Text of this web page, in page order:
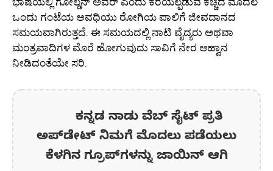
ಒಂದು ಗಂಟೆಯ ಅವಧಿಯು ರೋಗಿಯ ಪಾಲಿಗೆ ಜೀವದಾನದ
ಸಮಯವಾಗಿರುತ್ತದೆ. ಈ ಸಮಯದಲ್ಲಿ ನಾಟಿ ವೈದ್ಯರು ಅಥವಾ
ಮಂತ್ರವಾದಿಗಳ ಮೊರೆ ಹೋಗುವುದು ಸಾವಿಗೆ ನೇರ ಆಹ್ವಾನ
ನೀಡಿದಂತೆಯೇ ಸರಿ.
ಕನ್ನಡ ನಾಡು ವೆಬ್ ಸೈಟ್ ಪ್ರತಿ
ಅಪ್‌ಡೇಟ್‌ ನಿಮಗೆ ಮೊದಲು ಪಡೆಯಲು
ಕೆಳಗಿನ ಗ್ರೂಪ್‌ಗಳನ್ನು ಜಾಯಿನ್ ಆಗಿ